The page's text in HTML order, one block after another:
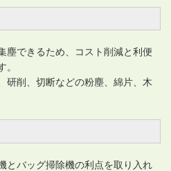
塵できるため、コスト削減と利便
。
研削、切断などの粉塵、綿片、木
とバッグ掃除機の利点を取り入れ